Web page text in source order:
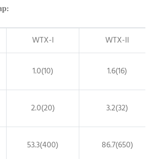
WTX-I
WTX-II
1.0(10) 1.6(16)
2.0(20) 3.2(32)
53.3(400) 86.7(650)